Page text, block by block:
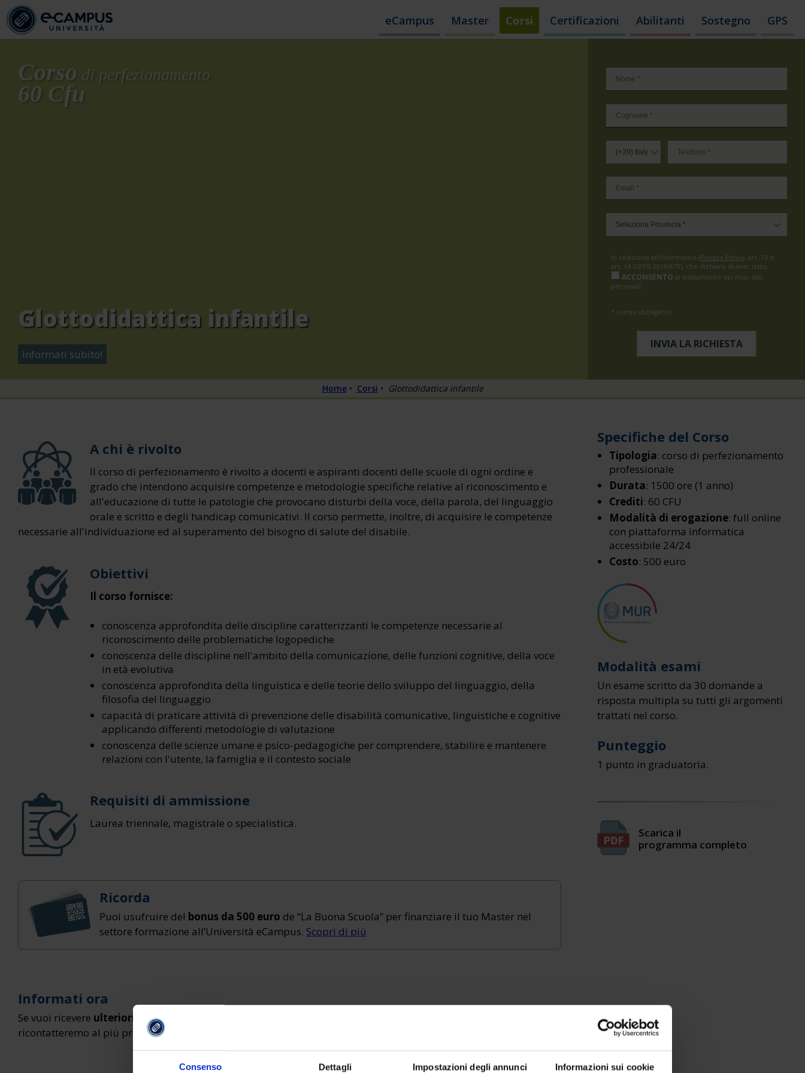
Consenso Dettagli Impostazioni degli annunci Informazioni sui cookie
eCampus Master Corsi Certificazioni Abilitanti Sostegno GPS
Corso di perfezionamento
60 Cfu
Glottodidattica infantile
Informati subito!
In relazione all'informativa (Privacy Policy, art. 13 e
art. 14 GDPR 2016/679), che dichiaro di aver letto,
ACCONSENTO al trattamento dei miei dati
personali.
* campi obbligatori
Home• Corsi • Glottodidattica infantile
A chi è rivolto
Il corso di perfezionamento è rivolto a docenti e aspiranti docenti delle scuole di ogni ordine e
grado che intendono acquisire competenze e metodologie specifiche relative al riconoscimento e
all'educazione di tutte le patologie che provocano disturbi della voce, della parola, del linguaggio
orale e scritto e degli handicap comunicativi. Il corso permette, inoltre, di acquisire le competenze
necessarie all'individuazione ed al superamento del bisogno di salute del disabile.
Obiettivi
Il corso fornisce:
conoscenza approfondita delle discipline caratterizzanti le competenze necessarie al
riconoscimento delle problematiche logopediche
conoscenza delle discipline nell'ambito della comunicazione, delle funzioni cognitive, della voce
in età evolutiva
conoscenza approfondita della linguistica e delle teorie dello sviluppo del linguaggio, della
filosofia del linguaggio
capacità di praticare attività di prevenzione delle disabilità comunicative, linguistiche e cognitive
applicando differenti metodologie di valutazione
conoscenza delle scienze umane e psico-pedagogiche per comprendere, stabilire e mantenere
relazioni con l'utente, la famiglia e il contesto sociale
Requisiti di ammissione
Laurea triennale, magistrale o specialistica.
Ricorda
Puoi usufruire del bonus da 500 euro de “La Buona Scuola” per finanziare il tuo Master nel
settore formazione all’Università eCampus. Scopri di più
Informati ora
Se vuoi ricevere ulteriori dettagli
ricontatteremo al più presto.
Specifiche del Corso
Tipologia: corso di perfezionamento
professionale
Durata: 1500 ore (1 anno)
Crediti: 60 CFU
Modalità di erogazione: full online
con piattaforma informatica
accessibile 24/24
Costo: 500 euro
Modalità esami
Un esame scritto da 30 domande a
risposta multipla su tutti gli argomenti
trattati nel corso.
Punteggio
1 punto in graduatoria.
Scarica il
programma completo